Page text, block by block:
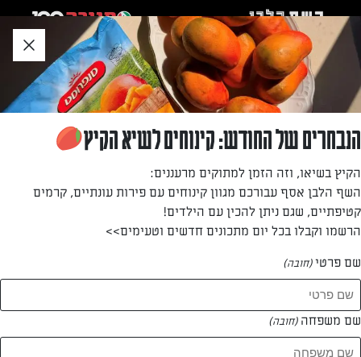
לאזור
תוכן
תחתון
חזרה לעמוד הבית
נעמי דימנט
—
המתכונים של
0 מתכונים
הנבחרים של החודש: קינוחים לשיא הקיץ
הקיץ בשיאו, וזה הזמן למתוקים מרעננים:
השף הלבן אסף עבורכם מגוון קינוחים עם פירות עונתיים, קרמים
קטיפתיים, שגם ניתן להכין עם הילדים!
הרשמו וקבלו בכל יום מתכונים חדשים וטעימים>>
שם פרטי(חובה)
שם משפחה (חובה)